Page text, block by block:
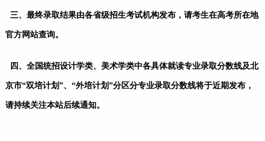
三、最终录取结果由各省级招生考试机构发布，请考生在高考所在地
官方网站查询。
四、全国统招设计学类、美术学类中各具体就读专业录取分数线及北
京市“双培计划”、“外培计划”分区分专业录取分数线将于近期发布，
请持续关注本站后续通知。